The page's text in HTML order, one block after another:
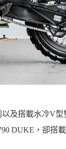
及搭載水冷V型
DUKE，卻搭